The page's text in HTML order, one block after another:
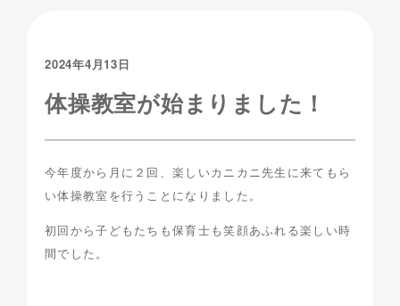
2024年4月13日
体操教室が始まりました！
今年度から月に２回、楽しいカニカニ先生に来てもら
い体操教室を行うことになりました。
初回から子どもたちも保育士も笑顔あふれる楽しい時
間でした。